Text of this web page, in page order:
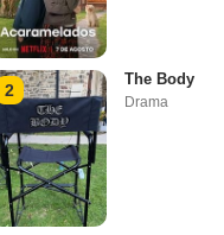
2
The Body
Drama